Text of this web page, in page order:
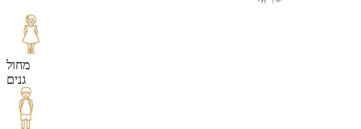
מחול
גנים